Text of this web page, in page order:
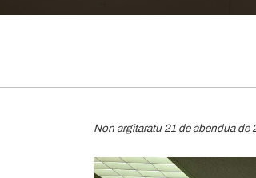
Non argitaratu 21 de abendua de